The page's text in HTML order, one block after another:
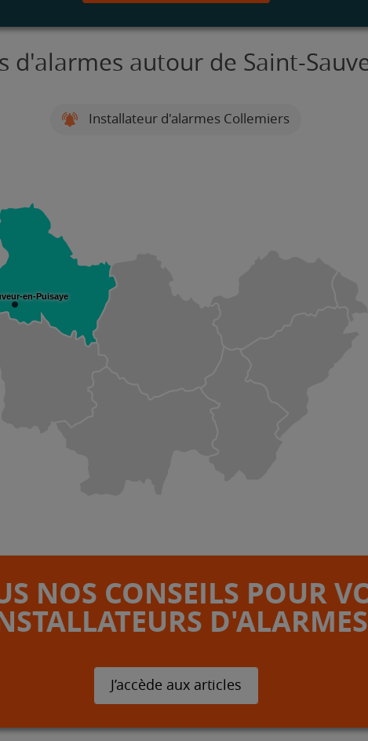
d'alarmes autour de Saint-
Installateur d'alarmes Collemiers
en-Puisaye
NOS CONSEILS POUR
D'ALARMES
J’accède aux articles